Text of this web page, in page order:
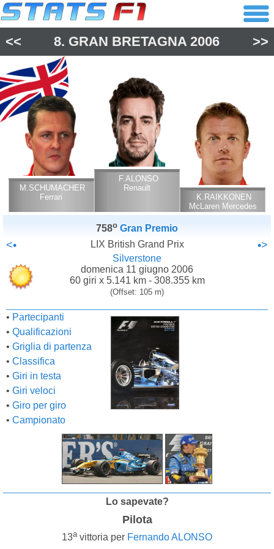
<< 8. GRAN BRETAGNA 2006 >>
M.SCHUMACHER
Ferrari
F.ALONSO
Renault
K.RAIKKONEN
McLaren Mercedes
758o Gran Premio
<• LIX British Grand Prix •>
Silverstone
domenica 11 giugno 2006
60 giri x 5.141 km - 308.355 km
(Offset: 105 m)
• Partecipanti
• Qualificazioni
• Griglia di partenza
• Classifica
• Giri in testa
• Giri veloci
• Giro per giro
• Campionato
Lo sapevate?
Pilota
13avittoria per Fernando ALONSO